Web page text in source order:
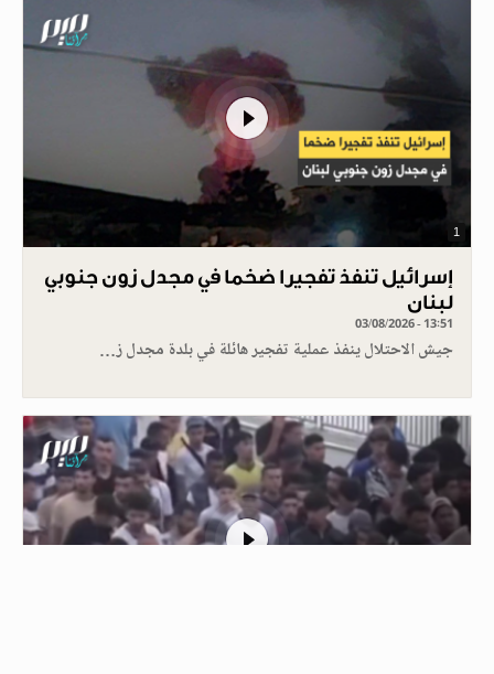
1
إسرائيل تنفذ تفجيرا ضخما في مجدل زون جنوبي
لبنان
03/08/2026 - 13:51
جيش الاحتلال ينفذ عملية تفجير هائلة في بلدة مجدل ز…